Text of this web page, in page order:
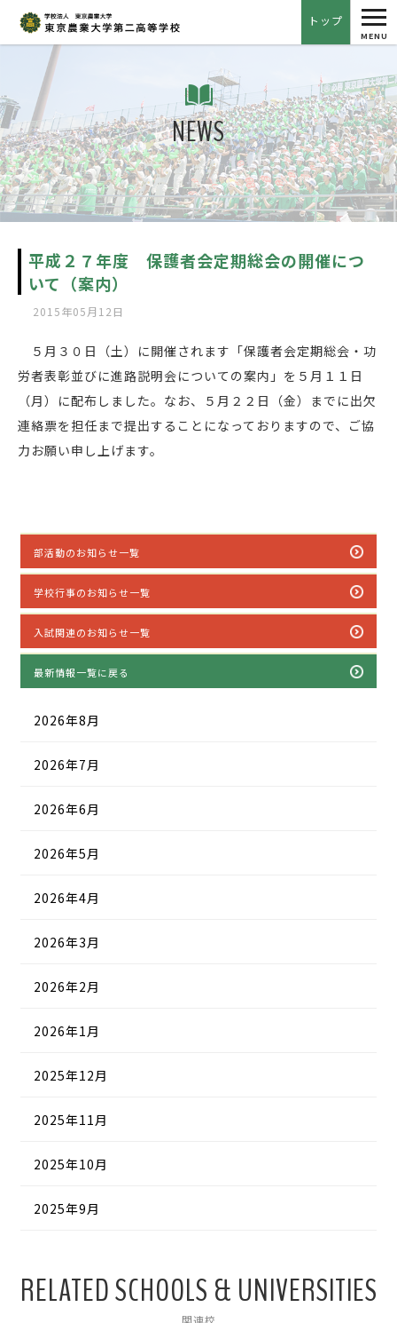
トップ
MENU
NEWS
平成２７年度 保護者会定期総会の開催につ
いて（案内）
2015年05月12日
５月３０日（土）に開催されます「保護者会定期総会・功
労者表彰並びに進路説明会についての案内」を５月１１日
（月）に配布しました。なお、５月２２日（金）までに出欠
連絡票を担任まで提出することになっておりますので、ご協
力お願い申し上げます。
部活動のお知らせ一覧
学校行事のお知らせ一覧
入試関連のお知らせ一覧
最新情報一覧に戻る
2026年8月
2026年7月
2026年6月
2026年5月
2026年4月
2026年3月
2026年2月
2026年1月
2025年12月
2025年11月
2025年10月
2025年9月
RELATED SCHOOLS & UNIVERSITIES
関連校